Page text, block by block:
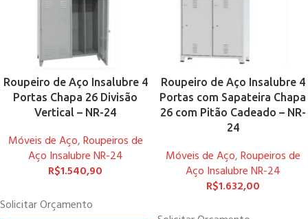
Roupeiro de Aço Insalubre 4
Portas Chapa 26 Divisão
Vertical – NR-24
Móveis de Aço,Roupeiros de
Aço Insalubre NR-24
R$1.540,90
Solicitar Orçamento
Roupeiro de Aço Insalubre 4
Portas com Sapateira Chapa
26 com Pitão Cadeado – NR-
24
Móveis de Aço,Roupeiros de
Aço Insalubre NR-24
R$1.632,00